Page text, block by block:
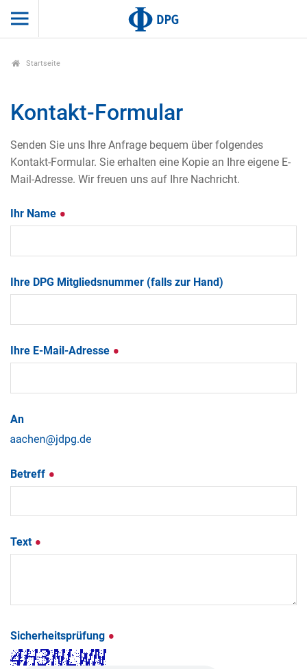
Startseite
Kontakt-Formular
Senden Sie uns Ihre Anfrage bequem über folgendes
Kontakt-Formular. Sie erhalten eine Kopie an Ihre eigene E-
Mail-Adresse. Wir freuen uns auf Ihre Nachricht.
Ihr Name
Ihre DPG Mitgliedsnummer (falls zur Hand)
Ihre E-Mail-Adresse
An
Betreff
Text
Sicherheitsprüfung